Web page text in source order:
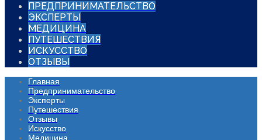
ПРЕДПРИНИМАТЕЛЬСТВО
ЭКСПЕРТЫ
МЕДИЦИНА
ПУТЕШЕСТВИЯ
ИСКУССТВО
ОТЗЫВЫ
Главная
Предпринимательство
Эксперты
Путешествия
Отзывы
Искусство
Медицина